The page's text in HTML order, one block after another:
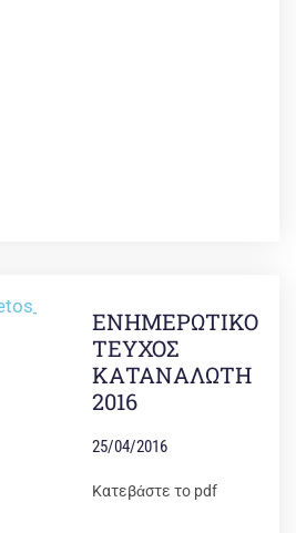
ΕΝΗΜΕΡΩΤΙΚΟ
ΤΕΥΧΟΣ
ΚΑΤΑΝΑΛΩΤΗ
2016
25/04/2016
Κατεβάστε το pdf